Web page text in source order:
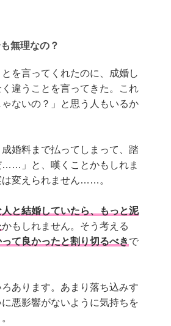
無理なの？
とを言ってくれたのに、成婚し
違うことを言ってきた。これ
ないの？」と思う人もいるか
成婚料まで払ってしまって、踏
……」と、嘆くことかもしれま
変えられません……。
と結婚していたら、もっと泥
かもしれません。そう考える
て良かったと割り切るべきで
あります。あまり落ち込みす
悪影響がないように気持ちを